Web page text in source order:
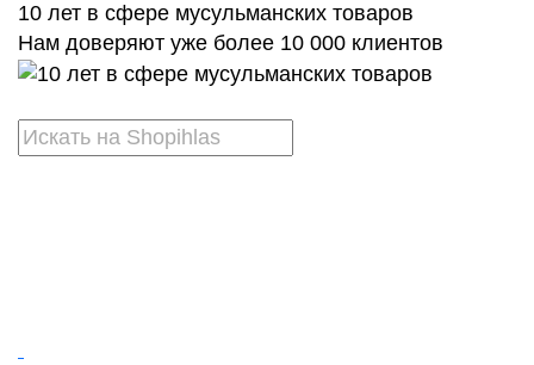
10 лет в сфере мусульманских товаров
Нам доверяют уже более 10 000 клиентов